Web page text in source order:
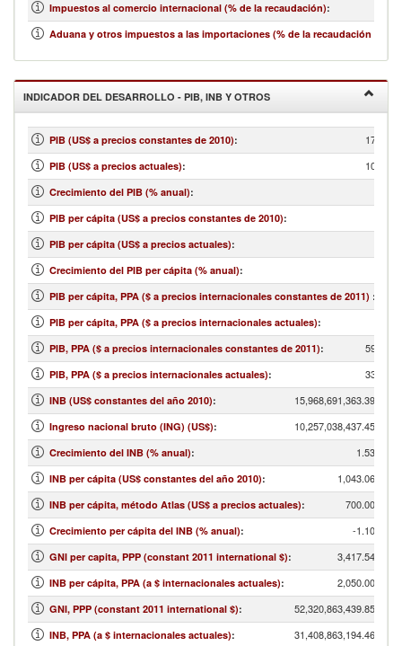
Impuestos al comercio internacional (% de la recaudación):
Aduana y otros impuestos a las importaciones (% de la recaudación
INDICADOR DEL DESARROLLO - PIB, INB Y OTROS
PIB (US$ a precios constantes de 2010):
PIB (US$ a precios actuales):
Crecimiento del PIB (% anual):
PIB per cápita (US$ a precios constantes de 2010):
PIB per cápita (US$ a precios actuales):
Crecimiento del PIB per cápita (% anual):
PIB per cápita, PPA ($ a precios internacionales constantes de 2011) :
PIB per cápita, PPA ($ a precios internacionales actuales):
PIB, PPA ($ a precios internacionales constantes de 2011):
PIB, PPA ($ a precios internacionales actuales):
INB (US$ constantes del año 2010): 15,968,691,363.39
Ingreso nacional bruto (ING) (US$): 10,257,038,437.45
Crecimiento del INB (% anual): 1.53
INB per cápita (US$ constantes del año 2010): 1,043.06
INB per cápita, método Atlas (US$ a precios actuales): 700.00
Crecimiento per cápita del INB (% anual): -1.10
GNI per capita, PPP (constant 2011 international $): 3,417.54
INB per cápita, PPA (a $ internacionales actuales): 2,050.00
GNI, PPP (constant 2011 international $): 52,320,863,439.85
INB, PPA (a $ internacionales actuales): 31,408,863,194.46